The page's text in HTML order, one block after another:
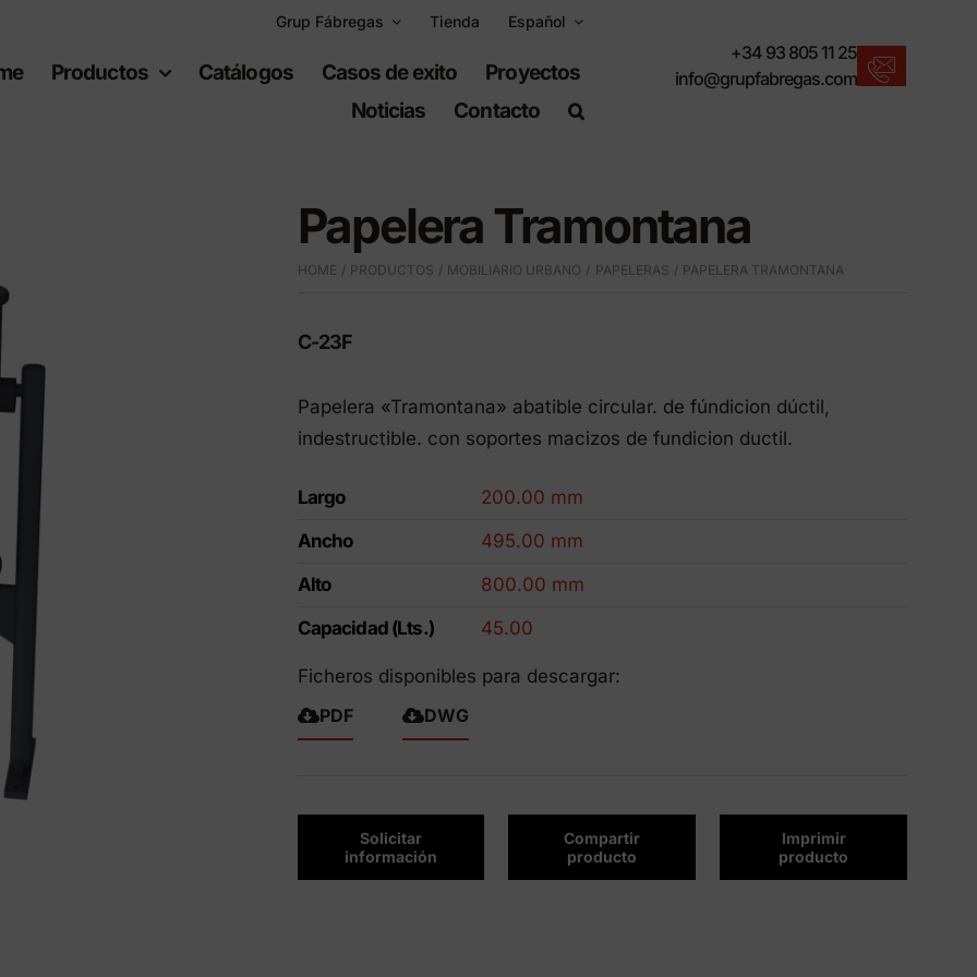
Grup Fábregas Tienda Español
Productos
urbano
de polietileno
recreativos
Juegos infantiles
Equipamiento deportivo
Descargar catálogos
Buscador avanzado
Catálogos Casos de exito
Proyectos
Noticias
Contacto
+34 93 805 11 25
info@grupfabregas.com
Papelera Tramontana
HOME PRODUCTOS MOBILIARIO URBANO PAPELERAS PAPELERA TRAMONTANA
C-23F
Papelera «Tramontana» abatible circular. de fúndicion dúctil,
indestructible. con soportes macizos de fundicion ductil.
Largo
200.00 mm
Ancho
495.00 mm
Alto
800.00 mm
Capacidad (Lts.)
45.00
Ficheros disponibles para descargar:
PDF
DWG
Solicitar
información
Compartir
producto
Imprimir
producto